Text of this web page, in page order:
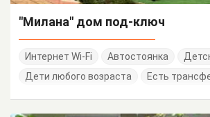
"Милана" дом под-ключ
Интернет Wi-Fi Автостоянка
Дети любого возраста
Есть